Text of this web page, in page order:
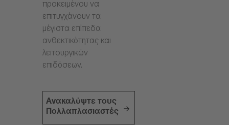
προκειμένου να
επιτυγχάνουν τα
μέγιστα επίπεδα
ανθεκτικότητας και
λειτουργικών
επιδόσεων.
Ανακαλύψτε τους
Πολλαπλασιαστές